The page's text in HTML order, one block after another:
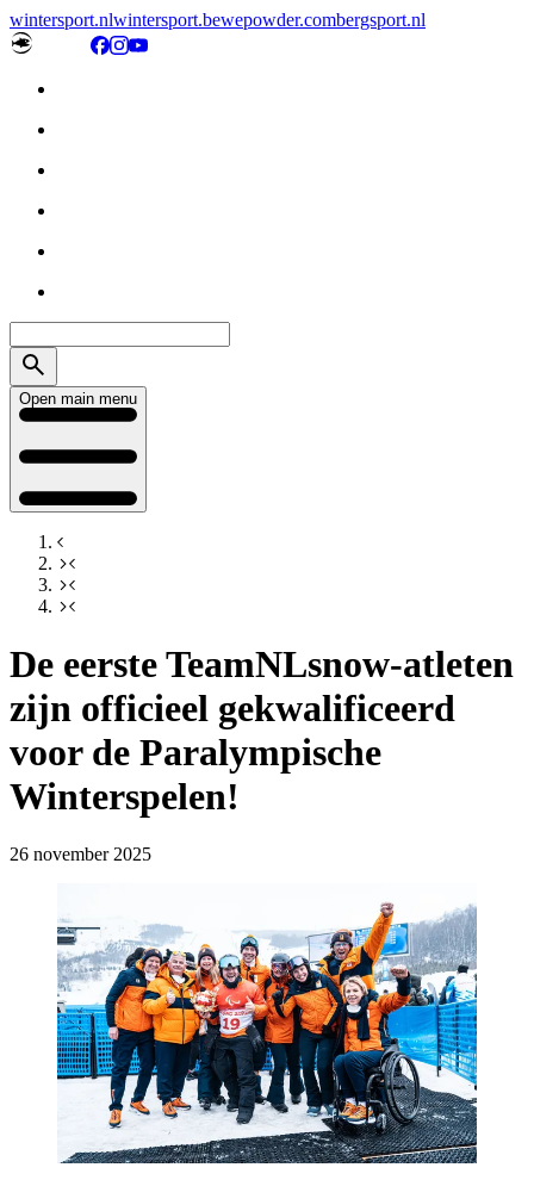
wintersport.nlwintersport.bewepowder.combergsport.nl
Open main menu
De eerste TeamNLsnow-atleten
zijn officieel gekwalificeerd
voor de Paralympische
Winterspelen!
26 november 2025